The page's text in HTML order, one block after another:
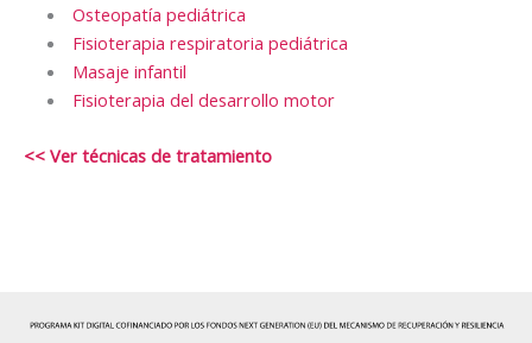
Osteopatía pediátrica
Fisioterapia respiratoria pediátrica
Masaje infantil
Fisioterapia del desarrollo motor
<< Ver técnicas de tratamiento